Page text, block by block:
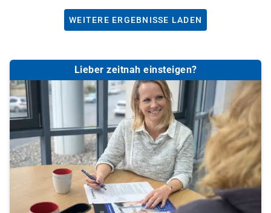
WEITERE ERGEBNISSE LADEN
Lieber zeitnah einsteigen?